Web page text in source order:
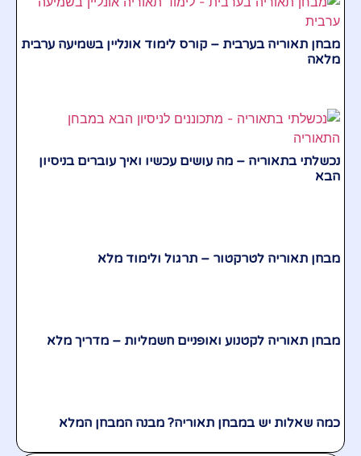
מבחן תאוריה בערבית – קורס לימוד אונליין בשמיעה ערבית
מלאה
נכשלתי בתאוריה – מה עושים עכשיו ואיך עוברים בניסיון
הבא
מבחן תאוריה לטרקטור – תרגול ולימוד מלא
מבחן תאוריה לקטנוע ואופניים חשמליות – מדריך מלא
כמה שאלות יש במבחן תאוריה? מבנה המבחן המלא